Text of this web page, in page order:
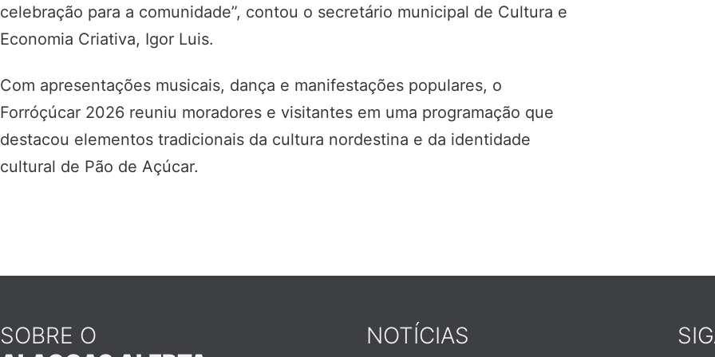
celebração para a comunidade”, contou o secretário municipal de Cultura e
Economia Criativa, Igor Luis.
Com apresentações musicais, dança e manifestações populares, o
Forróçúcar 2026 reuniu moradores e visitantes em uma programação que
destacou elementos tradicionais da cultura nordestina e da identidade
cultural de Pão de Açúcar.
SOBRE O
NOTÍCIAS